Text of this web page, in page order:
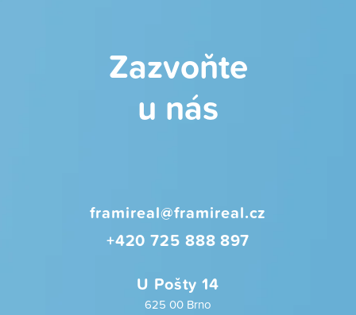
Zazvoňte
u nás
framireal@framireal.cz
+420 725 888 897
U Pošty 14
625 00 Brno